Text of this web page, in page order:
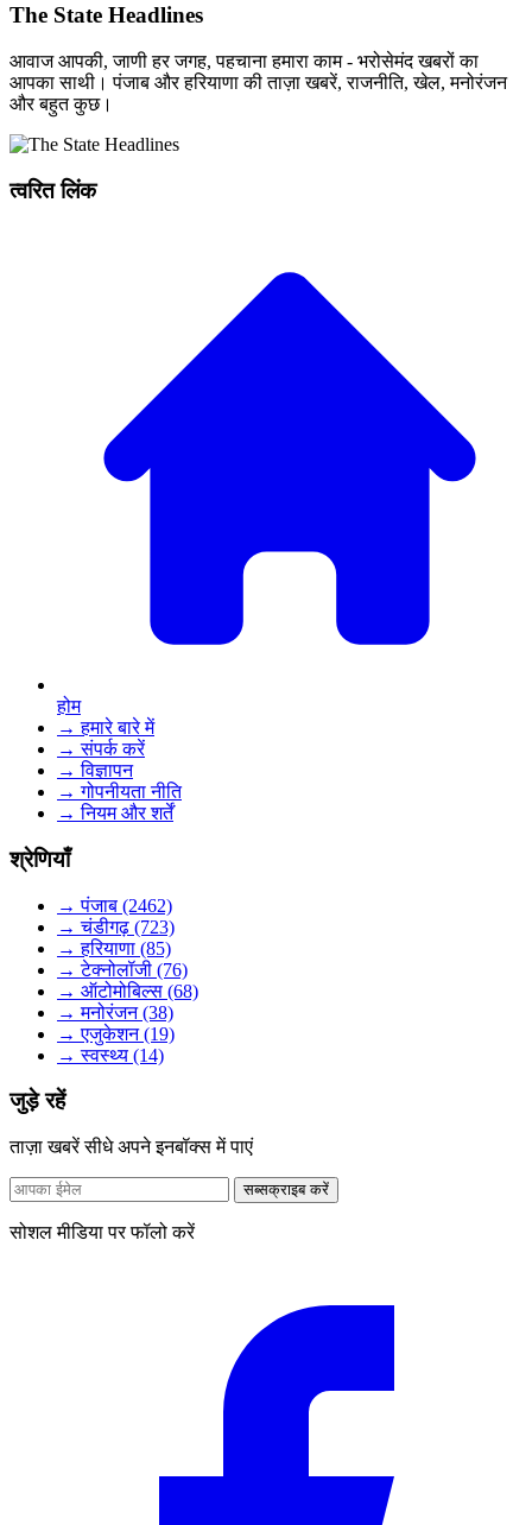
The State Headlines
आवाज आपकी, जाणी हर जगह, पहचाना हमारा काम - भरोसेमंद खबरों का
आपका साथी। पंजाब और हरियाणा की ताज़ा खबरें, राजनीति, खेल, मनोरंजन
और बहुत कुछ।
त्वरित लिंक
होम
→ हमारे बारे में
→ संपर्क करें
→ विज्ञापन
→ गोपनीयता नीति
→ नियम और शर्तें
श्रेणियाँ
→ पंजाब (2462)
→ चंडीगढ़ (723)
→ हरियाणा (85)
→ टेक्नोलॉजी (76)
→ ऑटोमोबिल्स (68)
→ मनोरंजन (38)
→ एजुकेशन (19)
→ स्वस्थ्य (14)
जुड़े रहें
ताज़ा खबरें सीधे अपने इनबॉक्स में पाएं
सब्सक्राइब करें
सोशल मीडिया पर फॉलो करें